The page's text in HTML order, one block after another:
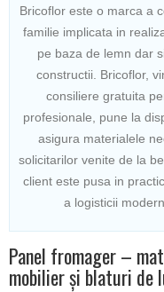
Bricoflor este o marca a
familie implicata in
pe baza de lemn dar
constructii. Bricoflor,
consiliere gratuita
profesionale, pune la
asigura materialele
solicitarilor venite de la
client este pusa in
a logisticii
Panel fromager –
mobilier și blaturi de